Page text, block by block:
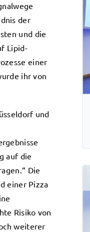
der
und die
Lipid-
einer
ihr von
und
auf die
Die
einer Pizza
Risiko von
weiterer